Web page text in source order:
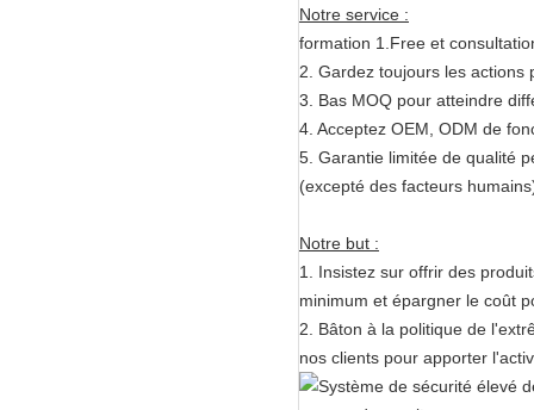
Notre service :
formation 1.Free et
2. Gardez toujours les actions
3. Bas MOQ pour atteindre
4. Acceptez OEM, ODM de
5. Garantie limitée de qualité
(excepté des facteurs
Notre but :
1. Insistez sur offrir des
minimum et épargner le coût
2. Bâton à la politique de
nos clients pour apporter